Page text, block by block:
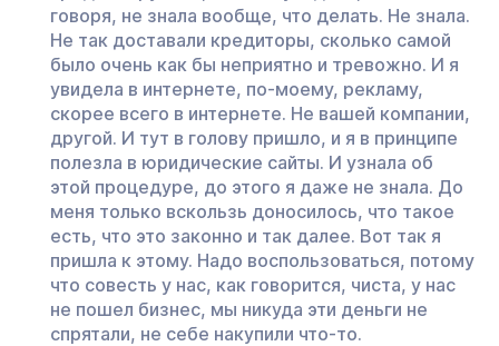
говоря, не знала вообще, что делать. Не знала.
Не так доставали кредиторы, сколько самой
было очень как бы неприятно и тревожно. И я
увидела в интернете, по-моему, рекламу,
скорее всего в интернете. Не вашей компании,
другой. И тут в голову пришло, и я в принципе
полезла в юридические сайты. И узнала об
этой процедуре, до этого я даже не знала. До
меня только вскользь доносилось, что такое
есть, что это законно и так далее. Вот так я
пришла к этому. Надо воспользоваться, потому
что совесть у нас, как говорится, чиста, у нас
не пошел бизнес, мы никуда эти деньги не
спрятали, не себе накупили что-то.